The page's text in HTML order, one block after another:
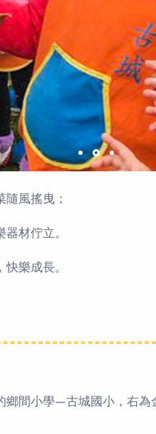
風搖曳；
材佇立。
樂成長。
間小學—古城國小，右為